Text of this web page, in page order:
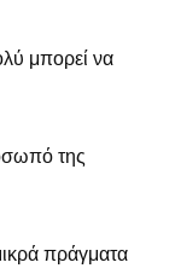
μπορεί να
της
πράγματα